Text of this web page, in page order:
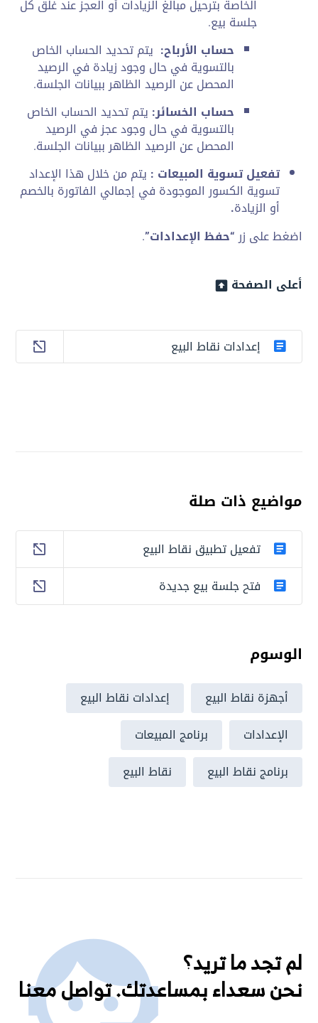
الخاصة بترحيل مبالغ الزيادات أو العجز عند غلق كل
جلسة بيع.
حساب الأرباح: يتم تحديد الحساب الخاص
بالتسوية في حال وجود زيادة في الرصيد
المحصل عن الرصيد الظاهر ببيانات الجلسة.
حساب الخسائر: يتم تحديد الحساب الخاص
بالتسوية في حال وجود عجز في الرصيد
المحصل عن الرصيد الظاهر ببيانات الجلسة.
تفعيل تسوية المبيعات : يتم من خلال هذا الإعداد
تسوية الكسور الموجودة في إجمالي الفاتورة بالخصم
أو الزيادة.
اضغط على زر“حفظ الإعدادات”.
أعلى الصفحة
إعدادات نقاط البيع
مواضيع ذات صلة
تفعيل تطبيق نقاط البيع
فتح جلسة بيع جديدة
الوسوم
أجهزة نقاط البيع
إعدادات نقاط البيع
الإعدادات
برنامج المبيعات
برنامج نقاط البيع
نقاط البيع
لم تجد ما تريد؟
نحن سعداء بمساعدتك. تواصل معنا